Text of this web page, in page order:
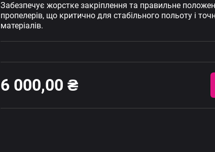
Забезпечує жорстке закріплення та правильне
пропелерів, що критично для стабільного польоту і
матеріалів.
6 000,00 ₴